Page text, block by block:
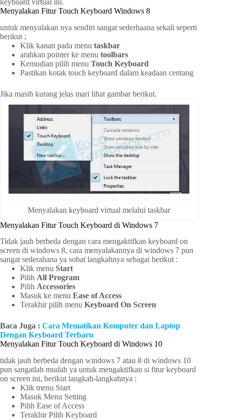
Menyalakan Fitur Touch Keyboard Windows 8
untuk menyalakan nya sendiri sangat sederhaana sekali seperti
berikut ;
Klik kanan pada menu taskbar
arahkan pointer ke menu toolbars
Kemudian pilih menu Touch Keyboard
Pastikan kotak touch keyboard dalam keadaan centang
Jika masih kurang jelas mari lihat gambar berikut.
Menyalakan keyboard virtual melalui taskbar
Menyalakan Fitur Touch Keyboard di Windows 7
Tidak jauh berbeda dengan cara mengaktifkan keyboard on
screen di windows 8, cara menyalakannya di windows 7 pun
sangat sederahana ya sobat langkahnya sebagai berikut :
Klik menu Start
Pilih All Program
Pilih Accessories
Masuk ke menu Ease of Access
Terakhir pilih menu Keyboard On Screen
Baca Juga : Cara Mematikan Komputer dan Laptop
Dengan Keyboard Terbaru
Menyalakan Fitur Touch Keyboard di Windows 10
tidak jauh berbeda dengan windows 7 atau 8 di windows 10
pun sangatlah mudah ya untuk mengaktifkan si fitur keyboard
on screen ini, berikut langkah-langkahnya :
Klik menu Start
Masuk Menu Setting
Pilih Ease of Access
Terakhir Pilih Keyboard